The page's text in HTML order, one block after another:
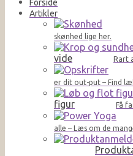
Forside
Artikler
skønhed lige her.
vide
Rart
er dit out-put – Find
figur
Få
alle – Læs om de